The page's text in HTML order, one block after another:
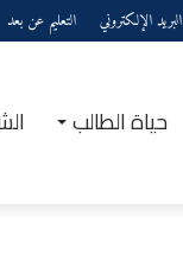
البريد الإلكتروني التعليم عن بعد
حياة الطالب